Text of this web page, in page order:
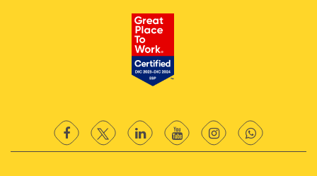
facebooktwitter LinkedinYouTubeinstagramWhatsapp